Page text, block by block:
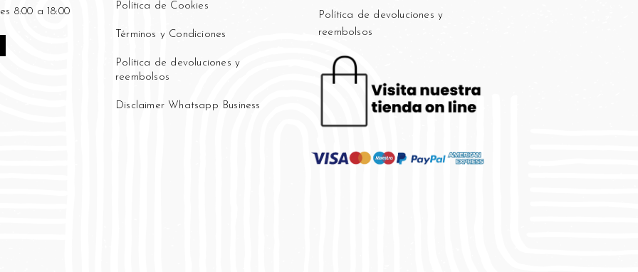
8:00 a 18:00
Política de Cookies
Términos y Condiciones
Política de devoluciones y
reembolsos
Disclaimer Whatsapp Business
Política de devoluciones y
reembolsos